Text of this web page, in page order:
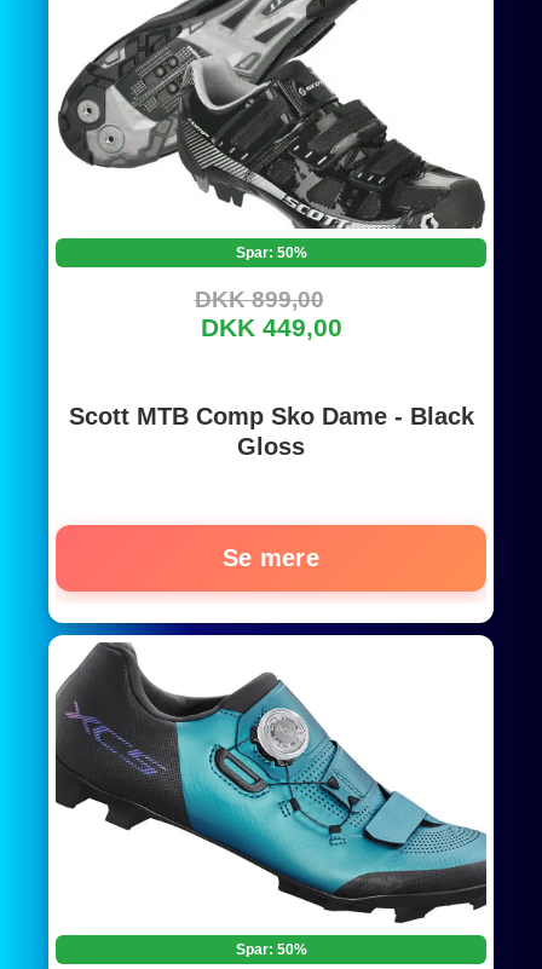
Spar: 50%
DKK 899,00
DKK 449,00
Scott MTB Comp Sko Dame - Black
Gloss
Se mere
Spar: 50%